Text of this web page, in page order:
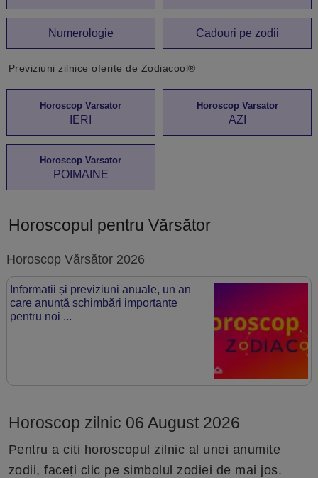
Numerologie Cadouri pe zodii
Previziuni zilnice oferite de Zodiacool®
Horoscop Varsator
IERI
Horoscop Varsator
AZI
Horoscop Varsator
POIMAINE
Horoscopul pentru Vărsător
Horoscop Vărsător 2026
Informatii și previziuni anuale, un an
care anunță schimbări importante
pentru noi ...
Horoscop zilnic 06 August 2026
Pentru a citi horoscopul zilnic al unei anumite
zodii, faceți clic pe simbolul zodiei de mai jos.